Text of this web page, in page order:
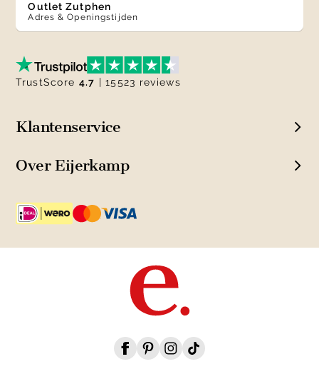
Outlet Zutphen
Adres & Openingstijden
Klantenservice
Over Eijerkamp
TrustScore 4.7 | 15523 reviews